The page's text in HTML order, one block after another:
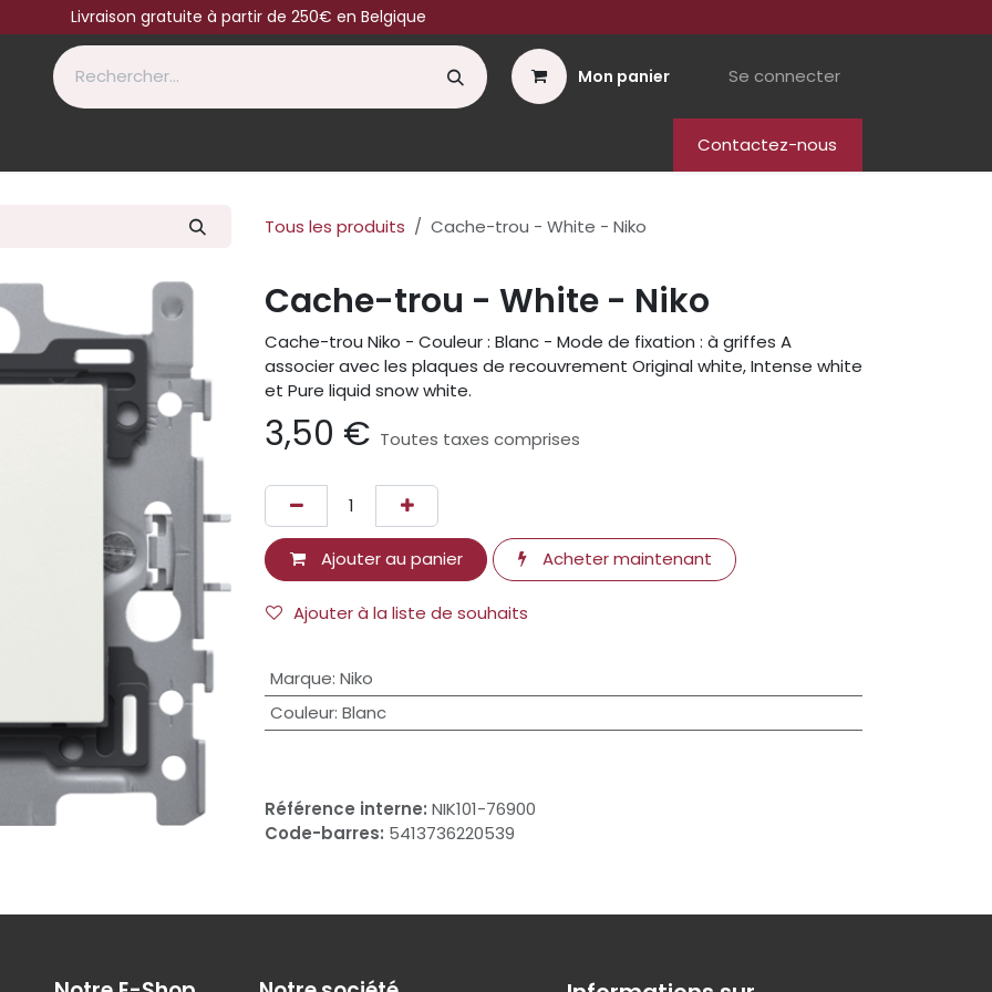
Livraison gratuite à partir de 250€ en Belgique
Mon panier Se connecter
Contactez-nous
Tous les produits Cache-trou - White - Niko
Cache-trou - White - Niko
Cache-trou Niko - Couleur : Blanc - Mode de fixation : à griffes A
associer avec les plaques de recouvrement Original white, Intense white
et Pure liquid snow white.
3,50 € Toutes taxes comprises
Ajouter au panier Acheter maintenant
Ajouter à la liste de souhaits
Marque: Niko
Couleur: Blanc
Référence interne: NIK101-76900
Code-barres: 5413736220539